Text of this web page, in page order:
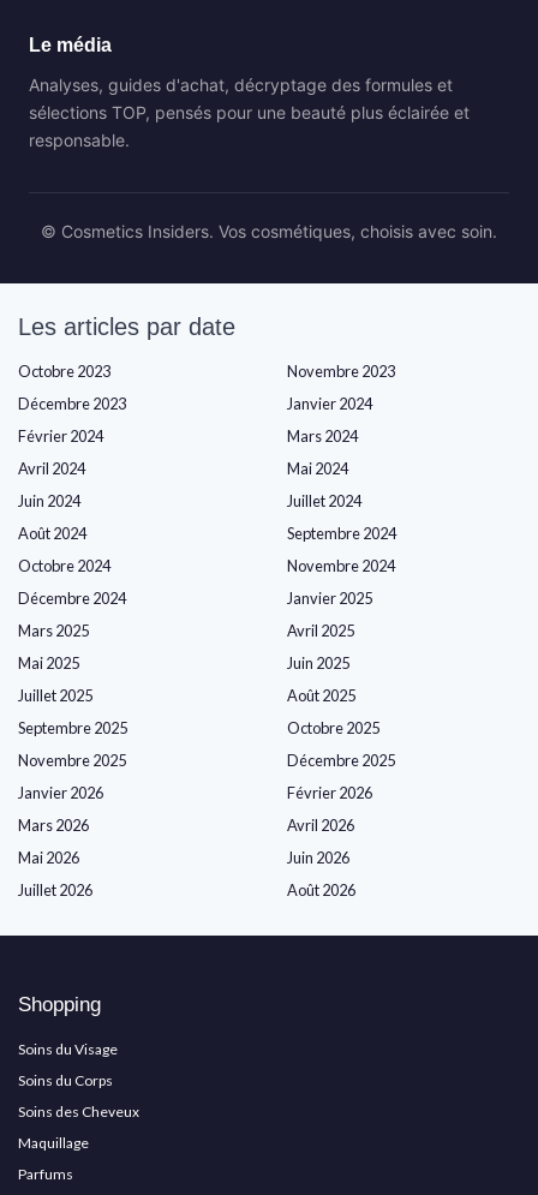
Le média
Analyses, guides d'achat, décryptage des formules et
sélections TOP, pensés pour une beauté plus éclairée et
responsable.
© Cosmetics Insiders. Vos cosmétiques, choisis avec soin.
Les articles par date
Octobre 2023
Novembre 2023
Décembre 2023
Janvier 2024
Février 2024
Mars 2024
Avril 2024
Mai 2024
Juin 2024
Juillet 2024
Août 2024
Septembre 2024
Octobre 2024
Novembre 2024
Décembre 2024
Janvier 2025
Mars 2025
Avril 2025
Mai 2025
Juin 2025
Juillet 2025
Août 2025
Septembre 2025
Octobre 2025
Novembre 2025
Décembre 2025
Janvier 2026
Février 2026
Mars 2026
Avril 2026
Mai 2026
Juin 2026
Juillet 2026
Août 2026
Shopping
Soins du Visage
Soins du Corps
Soins des Cheveux
Maquillage
Parfums